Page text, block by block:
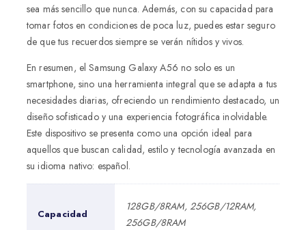
sea más sencillo que nunca. Además, con su capacidad para
tomar fotos en condiciones de poca luz, puedes estar seguro
de que tus recuerdos siempre se verán nítidos y vivos.
En resumen, el Samsung Galaxy A56 no solo es un
smartphone, sino una herramienta integral que se adapta a tus
necesidades diarias, ofreciendo un rendimiento destacado, un
diseño sofisticado y una experiencia fotográfica inolvidable.
Este dispositivo se presenta como una opción ideal para
aquellos que buscan calidad, estilo y tecnología avanzada en
su idioma nativo: español.
Capacidad
128GB/8RAM, 256GB/12RAM,
256GB/8RAM